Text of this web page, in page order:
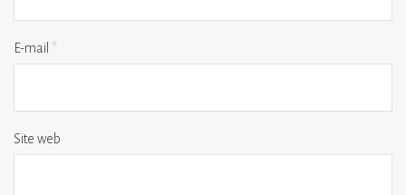
E-mail *
Site web